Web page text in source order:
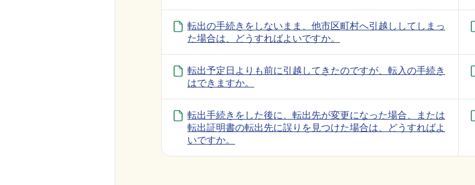
転出の手続きをしないまま、他市区町村へ引越ししてしまっ
た場合は、どうすればよいですか。
転出予定日よりも前に引越してきたのですが、転入の手続き
はできますか。
転出手続きをした後に、転出先が変更になった場合、または
転出証明書の転出先に誤りを見つけた場合は、どうすればよ
いですか。